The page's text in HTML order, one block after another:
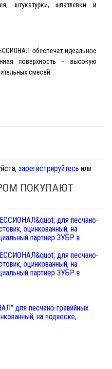
штукатурки, шпатлевки и
обеспечат идеальное
поверхность – высокую
смесей.
зарегистрируйтесь или
ПОКУПАЮТ
для песчано-гравийных
на подвеске,